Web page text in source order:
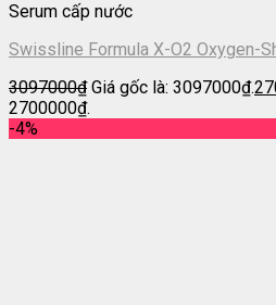
Serum cấp nước
Swissline Formula X-O2 Oxygen-
3097000₫ Giá gốc là: 3097000₫.
2700000₫.
-4%